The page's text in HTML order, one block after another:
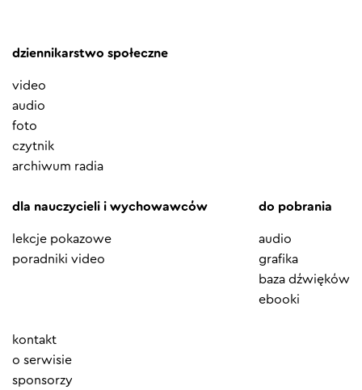
dziennikarstwo społeczne
video
audio
foto
czytnik
archiwum radia
dla nauczycieli i wychowawców
lekcje pokazowe
poradniki video
do pobrania
audio
grafika
baza dźwięków
ebooki
Element
menu
kontakt
o serwisie
sponsorzy